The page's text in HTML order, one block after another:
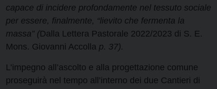
capace di incidere profondamente nel tessuto sociale
per essere, finalmente, “lievito che fermenta la
massa” (Dalla Lettera Pastorale 2022/2023 di S. E.
Mons. Giovanni Accolla p. 37).
L’impegno all’ascolto e alla progettazione comune
proseguirà nel tempo all’interno dei due Cantieri di